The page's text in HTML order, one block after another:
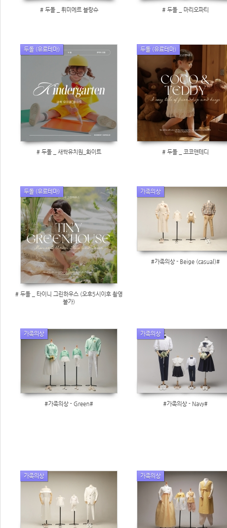
# 두돌 _ 뤼미에르 블랑슈 # 두돌 _ 마리오파티
두돌 (유료테마)
# 두돌 _ 새싹유치원_화이트
두돌 (유료테마)
# 두돌 _ 코코앤테디
두돌 (유료테마)
# 두돌 _ 타이니 그린하우스 (오후5시이후 촬영
불가)
가족의상
#가족의상 - Beige (casual)#
가족의상
#가족의상 - Green#
가족의상
#가족의상 - Navy#
가족의상 가족의상